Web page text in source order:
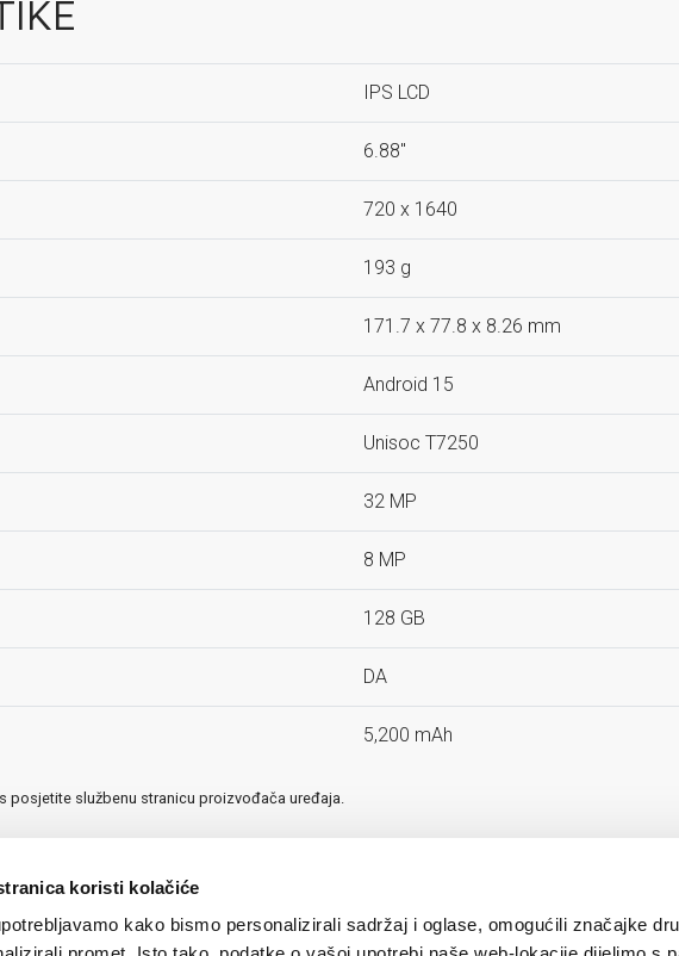
koristi kolačiće
kako bismo personalizirali sadržaj i oglase, omogućili značajke
IPS LCD
6.88''
720 x 1640
193 g
171.7 x 77.8 x 8.26 mm
Android 15
Unisoc T7250
32 MP
8 MP
128 GB
DA
5,200 mAh
posjetite službenu stranicu proizvođača uređaja.